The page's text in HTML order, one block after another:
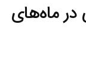
ماه‌های